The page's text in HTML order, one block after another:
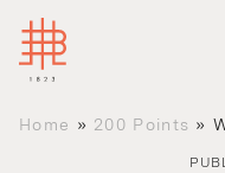
Home » 200 Points »